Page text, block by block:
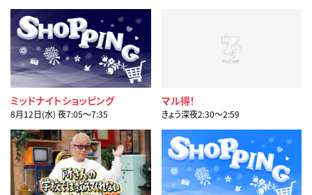
ミッドナイトショッピング
8月12日(水) 夜7:05〜7:35
マル得！
きょう深夜2:30〜2:59